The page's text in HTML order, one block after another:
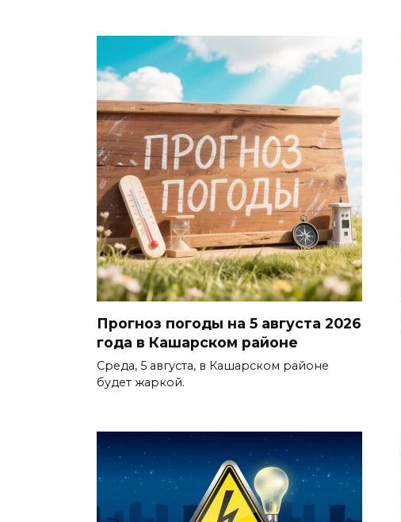
Прогноз погоды на 5 августа 2026
года в Кашарском районе
Среда, 5 августа, в Кашарском районе
будет жаркой.